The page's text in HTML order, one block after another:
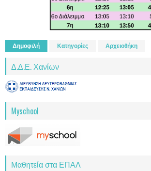
Δημοφιλή Κατηγορίες Αρχειοθήκη
Δ.Δ.Ε. Χανίων
Myschool
Μαθητεία στα ΕΠΑΛ